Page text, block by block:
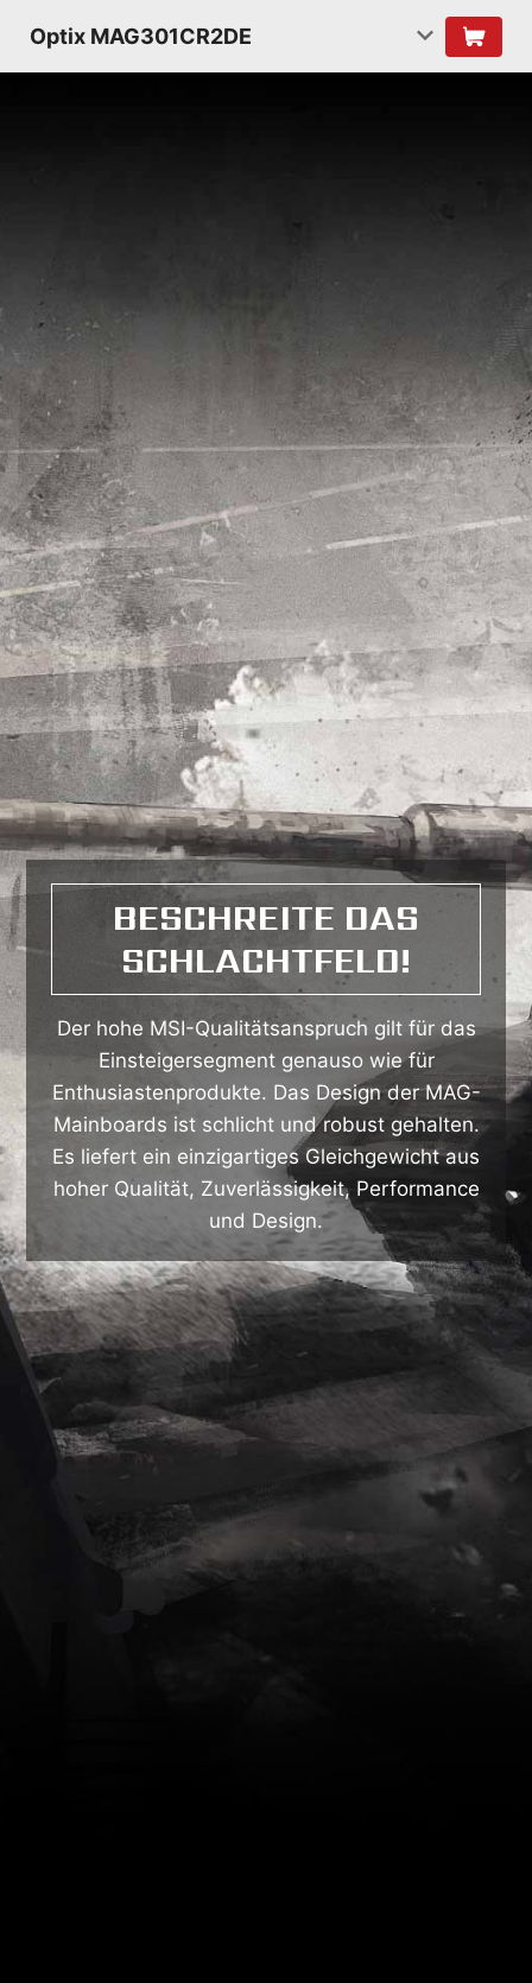
Optix MAG301CR2DE
BESCHREITE DAS
SCHLACHTFELD!
Der hohe MSI-Qualitätsanspruch gilt für das
Einsteigersegment genauso wie für
Enthusiastenprodukte. Das Design der MAG-
Mainboards ist schlicht und robust gehalten.
Es liefert ein einzigartiges Gleichgewicht aus
hoher Qualität, Zuverlässigkeit, Performance
und Design.